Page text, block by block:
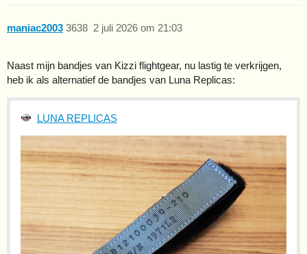
maniac2003 2 juli 2026 om 21:03
3638
Naast mijn bandjes van Kizzi flightgear, nu lastig te verkrijgen,
heb ik als alternatief de bandjes van Luna Replicas:
LUNA REPLICAS